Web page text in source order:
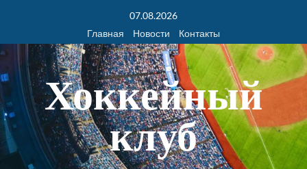
07.08.2026
Главная
Новости Контакты
Хоккейный
клуб